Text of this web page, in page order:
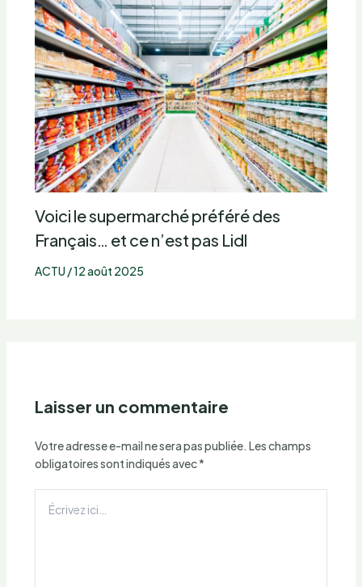
Voici le supermarché préféré des
Français… et ce n’est pas Lidl
ACTU /12 août 2025
Laisser un commentaire
Votre adresse e-mail ne sera pas publiée. Les champs
obligatoires sont indiqués avec*
ici…